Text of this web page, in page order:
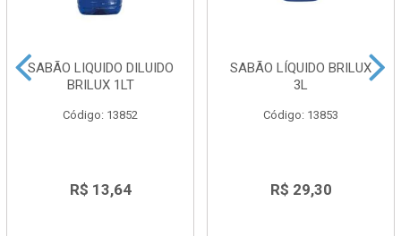
SABÃO LIQUIDO DILUIDO
BRILUX 1LT
Código: 13852
R$ 13,64
SABÃO LÍQUIDO BRILUX
3L
Código: 13853
R$ 29,30